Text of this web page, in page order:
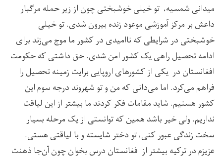
میدانی شمسیه، تو خیلی خوشبختی چون از زیر حمله مرگبار
داعش بر مرکز آموزشی موعود زنده بیرون شدی. تو خیلی
خوشبختی در شرایطی که ناامیدی در کشور ما موج می‌زند برای
ادامه تحصیل راهی یک کشور امن شدی. حق داشتی که حکومت
افغانستان در یکی از کشورهای اروپایی برایت زمینه تحصیل را
فراهم می‌کرد. اما می‌دانی که من و تو شهروند درجه سوم این
کشور هستیم. شاید مقامات فکر کردند ما بیشتر از این لیاقت
نداریم. ولی خیر باشد همین که توانستی از یک مرحله بسیار
سخت زندگی عبور کنی، تو دختر شایسته و با لیاقتی هستی.
عزیزم در ترکیه بیشتر از افغانستان درس بخوان چون آن‌جا ذهنت